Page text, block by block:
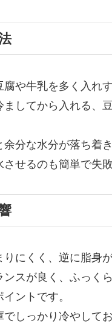
や牛乳を多く入れ
してから入れる、
分な水分が落ち着
せるのも簡単で失
にくく、逆に脂身
スが良く、ふっく
ントです。
しっかり冷やして